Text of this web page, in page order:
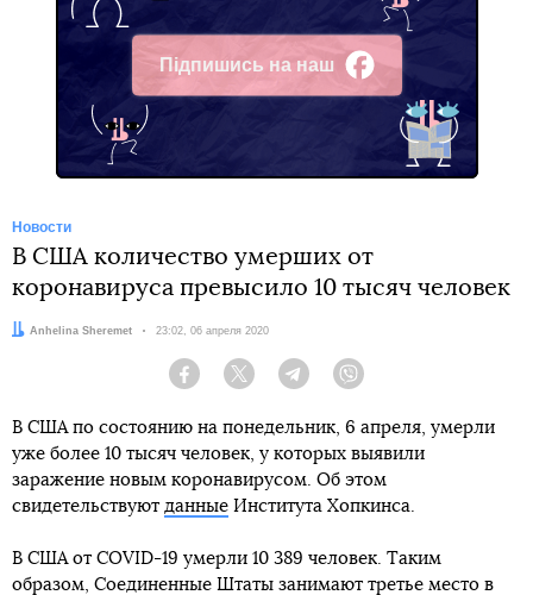
Підпишись на наш
Facebook
Новости
В США количество умерших от
коронавируса превысило 10 тысяч человек
Автор:
Anhelina Sheremet Дата:
23:02, 06 апреля 2020
Facebook Twitter Telegram
В США по состоянию на понедельник, 6 апреля, умерли
уже более 10 тысяч человек, у которых выявили
заражение новым коронавирусом. Об этом
свидетельствуют данные Института Хопкинса.
В США от COVID-19 умерли 10 389 человек. Таким
образом, Соединенные Штаты занимают третье место в